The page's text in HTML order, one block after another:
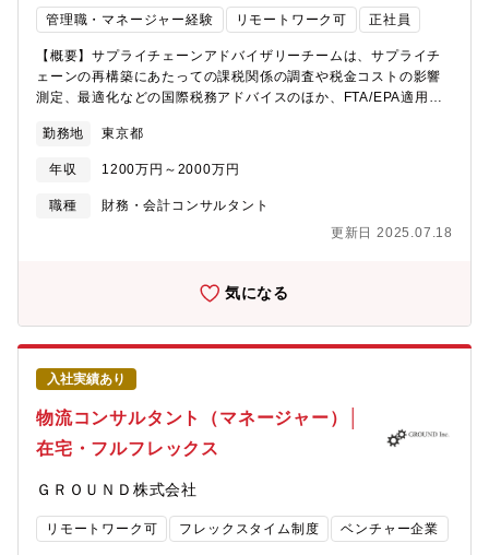
議・資料作成・情報共有などを通じて、 連携いただくためグ
ト 組織の成長に向けた風土改革やエンゲージメント向上、人
材育成・研修などの 施策にも関わっていただきます。 施策の
起案やファシリテートも実施いただきます。【英語の使用機
会】 ●Cross-Functional Strategy チーム 国内関係者との日
り 海外拠点とのメール、資料確認、オンライン会議が発生し
ーバルPESP事業推進部 海外PESP販売推進課┗課長1名、係長1
名、メンバー5名 計7名※今回、課内に新たな係を新設予定であ
ります。【今後の展望】証券印刷事業はKOMORIの大きな柱のひ
とつであり、グローバル市場は今後も大きく伸びると考えていま
す。特にアジアの人口が増加している地域や、まだKOMORIの機
械が少ない中南米やアフリカでも、今後商談が増える見込みであ
造防止印刷技術を提供し、より幅広い範囲で、国、企業、個人の
す。【働き方】■残業時間：月20-30時間■海外出張：年1-2回※主
にアジア、欧州■リモートワーク：業務に慣れていただいた後は、
印刷するための印刷機を造る高い製造技術と印刷技術を持ってい
行券がKOMORIの機械で印刷されています。直近では米国ドル紙
台の銀行券印刷設備を受注するなど、さらにグローバルな市場で
の存在感を強めています。【今後の事業展開】■KOMORIは産業用
印刷機械メーカーとして書籍・広告・パッケージなど身の回りに
ある印刷物を生み出している。また、同社は国内唯一の紙幣印刷
機械メーカーであり、今まで培ってきた製品の精度の高さと技術
力が紙幣の偽造防止を可能にしている■製品は1台1億円以上、全長
20m高さ3m重さ50tで電車1両分ほどの大きさ。約2～3万点の部
管理職・マネージャー経験 リモートワーク可 正社員
【概要】サプライチェーンアドバイザリーチームは、サプライチ
ェーンの再構築にあたっての課税関係の調査や税金コストの影響
測定、最適化などの国際税務アドバイスのほか、FTA/EPA適用の
ヘルスチェック、移転価格調整に伴う関税の是正サポートなど、
サプライチェーンに関連する税務を中心とした支援業務を幅広く
提供しています。KPMGのグローバルネットワークを通じ世界各
国の関税・間接税部門のみならず、移転価格税制、その他国際税
じめとした税金コストを中心に、物流コストや管理コスト等諸種
す。【期待する役割】サプライチェーンアドバイザリーチームに
て以下の業務を担っていただく予定です。・サプライチェーンの
再構築にあたっての課税関係の調査・税金コストの影響測定、最
適化などの国際税務アドバイス・FTA/EPA適用のための原産地管
理や体制構築サポート・関税を含む包括的な税務ヘルスチェッ
ク・移転価格調整に伴う関税の是正サポート 等々サプライチェ
ーンに関連する税務を中心とした支援業務を幅広く提供していま
す。【魅力】当法人は、国際会計事務所であるKPMGのメンバー
ファームとして、日系、外資系を問わず多くの顧客の活動を税の
足の提供を目指して日々研鑽に努めています。さらにKPMGジャ
パングループの一員として、あずさ監査法人および、KPMG FAS
グループ、KPMGコンサルティング等のアドバイザリーチームと
勤務地 東京都
年収 1200万円～2000万円
職種
財務・会計コンサルタント
更新日 2025.07.18
気になる
入社実績あり
物流コンサルタント（マネージャー）│
在宅・フルフレックス
ＧＲＯＵＮＤ株式会社
リモートワーク可 フレックスタイム制度 ベンチャー企業